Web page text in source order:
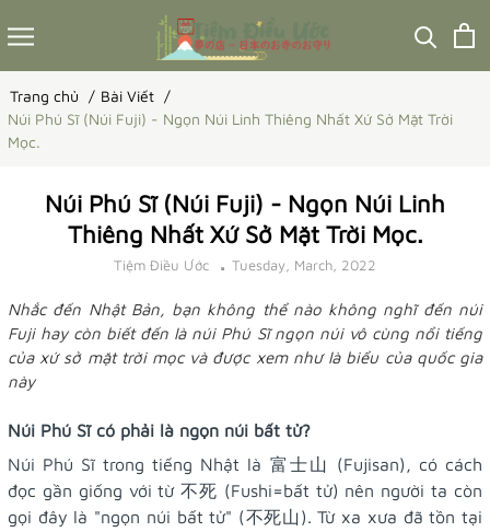
Trang chủ
Bài Viết
Núi Phú Sĩ (Núi Fuji) - Ngọn Núi Linh Thiêng Nhất Xứ Sở Mặt Trời
Mọc.
Núi Phú Sĩ (Núi Fuji) - Ngọn Núi Linh
Thiêng Nhất Xứ Sở Mặt Trời Mọc.
Tiệm Điều Ước Tuesday, March, 2022
Nhắc đến Nhật Bản, bạn không thể nào không nghĩ đến núi
Fuji hay còn biết đến là núi Phú Sĩ ngọn núi vô cùng nổi tiếng
của xứ sở mặt trời mọc và được xem như là biểu của quốc gia
này
Núi Phú Sĩ có phải là ngọn núi bất tử?
Núi Phú Sĩ trong tiếng Nhật là 富士山 (Fujisan), có cách
đọc gần giống với từ 不死 (Fushi=bất tử) nên người ta còn
gọi đây là "ngọn núi bất tử" (不死山). Từ xa xưa đã tồn tại